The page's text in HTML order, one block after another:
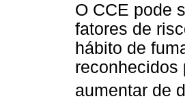
O CCE pode
fatores de
hábito de
reconhecidos
aumentar de